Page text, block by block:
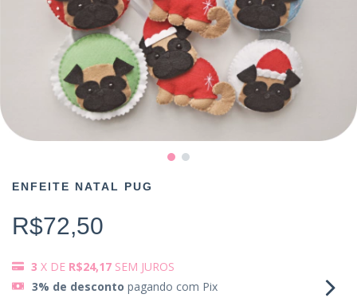
ENFEITE NATAL PUG
R$72,50
3 X DE R$24,17 SEM JUROS
3% de desconto pagando com Pix